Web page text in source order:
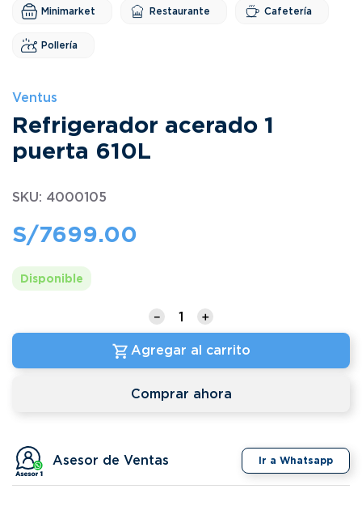
Minimarket Restaurante Cafetería
Pollería
Ventus
Refrigerador acerado 1
puerta 610L
SKU: 4000105
S/7699.00
Disponible
＋
－
Agregar al carrito
Comprar ahora
Asesor de Ventas Ir a Whatsapp
5.
congeladora
6. freidora